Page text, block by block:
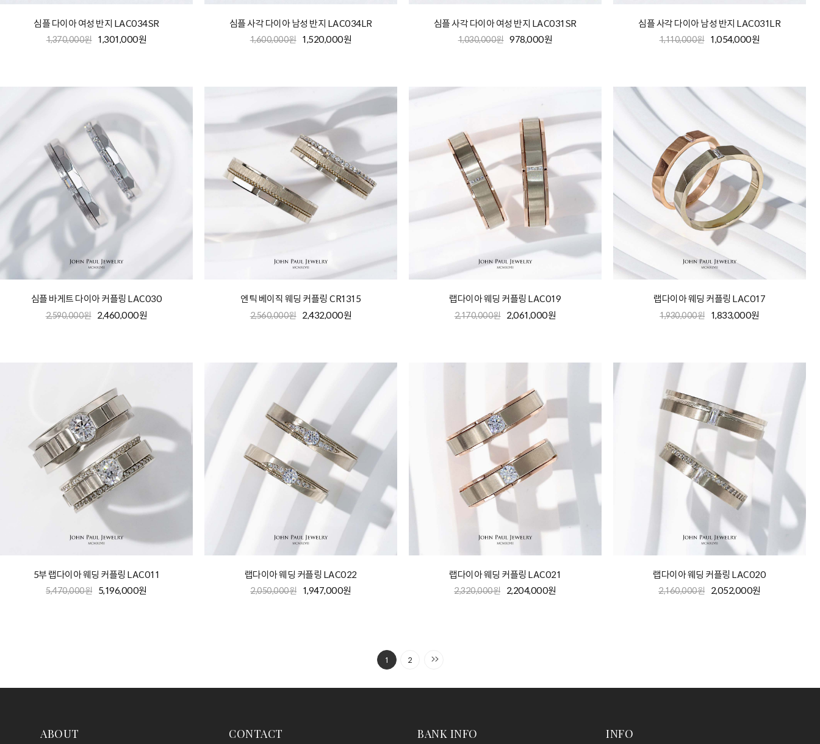
심플 다이아 여성 반지 LAC034SR
1,370,000원 1,301,000원
심플 사각 다이아 남성 반지 LAC034LR
1,600,000원 1,520,000원
심플 사각 다이아 여성 반지 LAC031SR
1,030,000원 978,000원
심플 사각 다이아 남성 반지 LAC031LR
1,110,000원 1,054,000원
심플 바게트 다이아 커플링 LAC030
2,590,000원 2,460,000원
엔틱 베이직 웨딩 커플링 CR1315
2,560,000원 2,432,000원
랩다이아 웨딩 커플링 LAC019
2,170,000원 2,061,000원
랩다이아 웨딩 커플링 LAC017
1,930,000원 1,833,000원
5부 랩다이아 웨딩 커플링 LAC011
5,470,000원 5,196,000원
랩다이아 웨딩 커플링 LAC022
2,050,000원 1,947,000원
랩다이아 웨딩 커플링 LAC021
2,320,000원 2,204,000원
랩다이아 웨딩 커플링 LAC020
2,160,000원 2,052,000원
1 2
ABOUT CONTACT BANK INFO INFO